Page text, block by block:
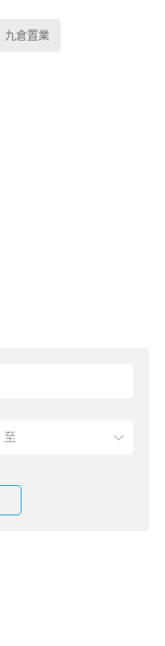
九倉置業